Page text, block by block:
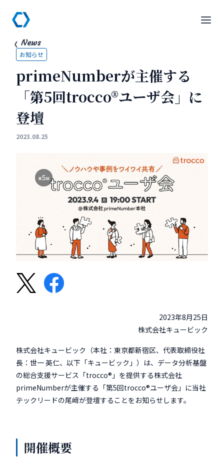
News
お知らせ
primeNumberが主催する
「第5回trocco®ユーザ会」に
登壇
2023.08.25
2023年8月25日
株式会社キュービック
株式会社キュービック（本社：東京都新宿区、代表取締役社
長：世一 英仁、以下「キュービック」）は、データ分析基盤
の総合支援サービス「trocco®」を提供する株式会社
primeNumberが主催する「第5回trocco®ユーザ会」に当社
テックリードの尾﨑が登壇することをお知らせします。
開催概要